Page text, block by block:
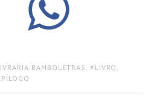
BAMBOLETRAS , LIVRO